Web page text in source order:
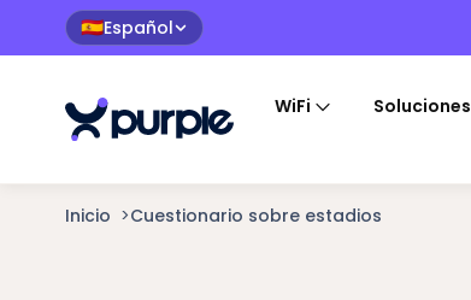
🇪🇸Español
WiFi Soluciones
Inicio >Cuestionario sobre estadios